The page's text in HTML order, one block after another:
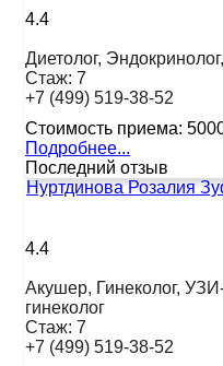
4.4
Диетолог,
Стаж: 7
+7 (499) 519-38-52
Стоимость приема:
Подробнее...
Последний отзыв
Нуртдинова Розалия
4.4
Акушер, Гинеколог,
гинеколог
Стаж: 7
+7 (499) 519-38-52